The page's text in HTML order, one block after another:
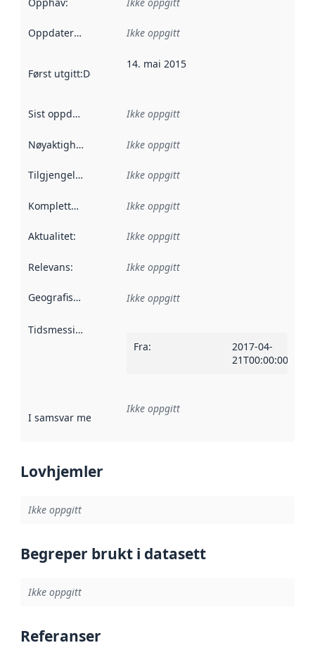
Oppdateringsfrekvens :
Ikke oppgitt
Først utgitt:Denne datoen sier når dataene i dette
14. mai 2015
Sist oppdatert Ikke oppgitt
Nøyaktighet Ikke oppgitt
Tilgjengelighet Ikke oppgitt
Kompletthet Ikke oppgitt
Aktualitet: Ikke oppgitt
Relevans: Ikke oppgitt
Geografisk avgrensning :
Ikke oppgitt
Tidsmessig avgrensning
Fra:
2017-04-
21T00:00:00Z
I samsvar med Referanse til en implementasjonsregel
Ikke oppgitt
Lovhjemler
Ikke oppgitt
Begreper brukt i datasett
Ikke oppgitt
Referanser